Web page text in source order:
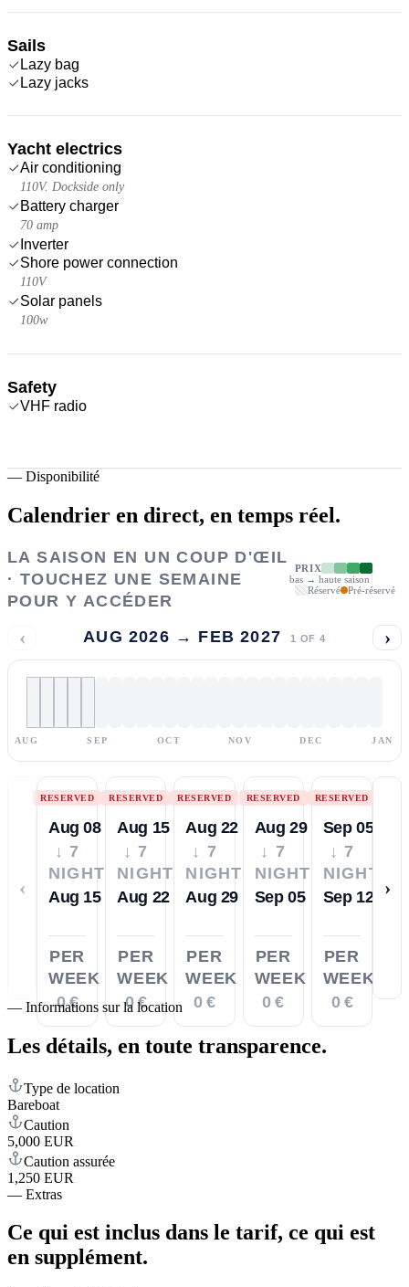
Sails
Lazy bag
Lazy jacks
Yacht electrics
Air conditioning
110V. Dockside only
Battery charger
70 amp
Inverter
Shore power connection
110V
Solar panels
100w
Safety
VHF radio
— Disponibilité
Calendrier en direct, en temps réel.
LA SAISON EN UN COUP D'ŒIL
· TOUCHEZ UNE SEMAINE
POUR Y ACCÉDER
PRIX
bas → haute saison
Réservé
Pré-réservé
‹ AUG 2026 → FEB 2027 1 OF 4 ›
AUG SEP OCT NOV DEC JAN
‹
RESERVED
Aug 08
↓ 7
NIGHTS
Aug 15
PER
WEEK
0 €
RESERVED
Aug 15
↓ 7
NIGHTS
Aug 22
PER
WEEK
0 €
RESERVED
Aug 22
↓ 7
NIGHTS
Aug 29
PER
WEEK
0 €
RESERVED
Aug 29
↓ 7
NIGHTS
Sep 05
PER
WEEK
0 €
RESERVED
Sep 05
↓ 7
NIGHTS
Sep 12
PER
WEEK
0 €
›
— Informations sur la location
Les détails, en toute transparence.
Type de location
Bareboat
Caution
5,000 EUR
Caution assurée
1,250 EUR
— Extras
Ce qui est inclus dans le tarif, ce qui est
en supplément.